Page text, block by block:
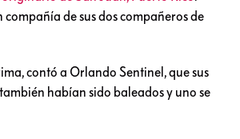
compañía de sus dos compañeros de
contó a Orlando Sentinel, que sus
habían sido baleados y uno se